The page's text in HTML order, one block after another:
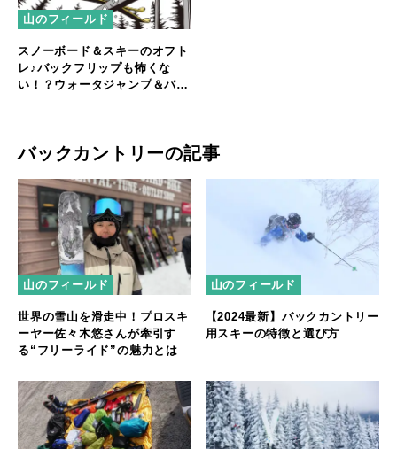
山のフィールド
スノーボード＆スキーのオフト
レ♪バックフリップも怖くな
い！？ウォータジャンプ＆バグ
バックカントリーの記事
山のフィールド
世界の雪山を滑走中！プロスキ
ーヤー佐々木悠さんが牽引す
る“フリーライド”の魅力とは
山のフィールド
【2024最新】バックカントリー
用スキーの特徴と選び方